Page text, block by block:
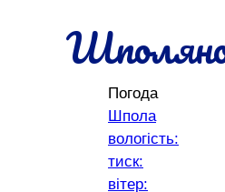
Погода
Шпола
вологість:
тиск:
вітер: